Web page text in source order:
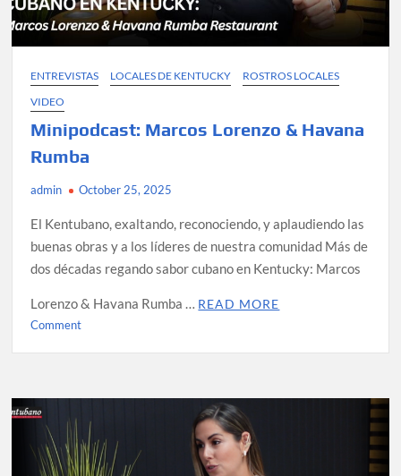
ENTREVISTAS LOCALES DE KENTUCKY
ROSTROS LOCALES
VIDEO
Minipodcast: Marcos Lorenzo & Havana
Rumba
admin October 25, 2025
El Kentubano, exaltando, reconociendo, y aplaudiendo las
buenas obras y a los líderes de nuestra comunidad Más de
dos décadas regando sabor cubano en Kentucky: Marcos
Lorenzo & Havana Rumba … READ MORE
Commenton
&
Havana
Rumba